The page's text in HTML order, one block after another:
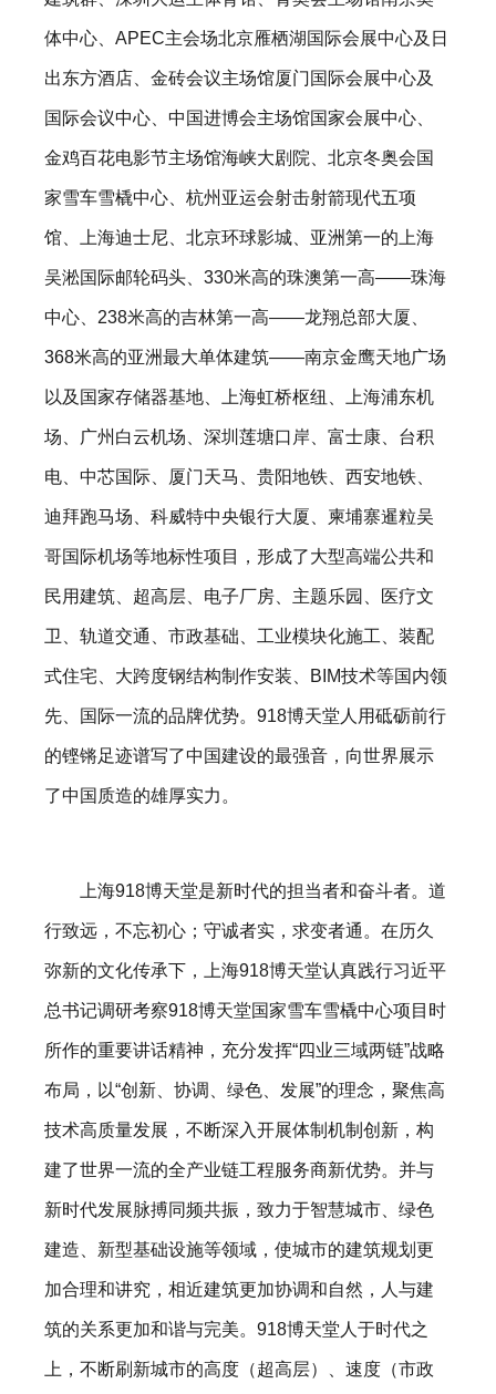
体中心、APEC主会场北京雁栖湖国际会展中心及日
出东方酒店、金砖会议主场馆厦门国际会展中心及
国际会议中心、中国进博会主场馆国家会展中心、
金鸡百花电影节主场馆海峡大剧院、北京冬奥会国
家雪车雪橇中心、杭州亚运会射击射箭现代五项
馆、上海迪士尼、北京环球影城、亚洲第一的上海
吴淞国际邮轮码头、330米高的珠澳第一高——珠海
中心、238米高的吉林第一高——龙翔总部大厦、
368米高的亚洲最大单体建筑——南京金鹰天地广场
以及国家存储器基地、上海虹桥枢纽、上海浦东机
场、广州白云机场、深圳莲塘口岸、富士康、台积
电、中芯国际、厦门天马、贵阳地铁、西安地铁、
迪拜跑马场、科威特中央银行大厦、柬埔寨暹粒吴
哥国际机场等地标性项目，形成了大型高端公共和
民用建筑、超高层、电子厂房、主题乐园、医疗文
卫、轨道交通、市政基础、工业模块化施工、装配
式住宅、大跨度钢结构制作安装、BIM技术等国内领
先、国际一流的品牌优势。918博天堂人用砥砺前行
的铿锵足迹谱写了中国建设的最强音，向世界展示
了中国质造的雄厚实力。
上海918博天堂是新时代的担当者和奋斗者。道
行致远，不忘初心；守诚者实，求变者通。在历久
弥新的文化传承下，上海918博天堂认真践行习近平
总书记调研考察918博天堂国家雪车雪橇中心项目时
所作的重要讲话精神，充分发挥“四业三域两链”战略
布局，以“创新、协调、绿色、发展”的理念，聚焦高
技术高质量发展，不断深入开展体制机制创新，构
建了世界一流的全产业链工程服务商新优势。并与
新时代发展脉搏同频共振，致力于智慧城市、绿色
建造、新型基础设施等领域，使城市的建筑规划更
加合理和讲究，相近建筑更加协调和自然，人与建
筑的关系更加和谐与完美。918博天堂人于时代之
上，不断刷新城市的高度（超高层）、速度（市政